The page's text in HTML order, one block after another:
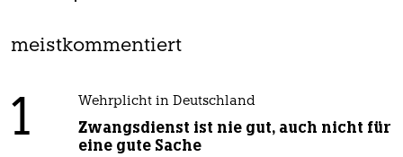
meistkommentiert
1 Wehrplicht in Deutschland
Zwangsdienst ist nie gut, auch nicht für
eine gute Sache